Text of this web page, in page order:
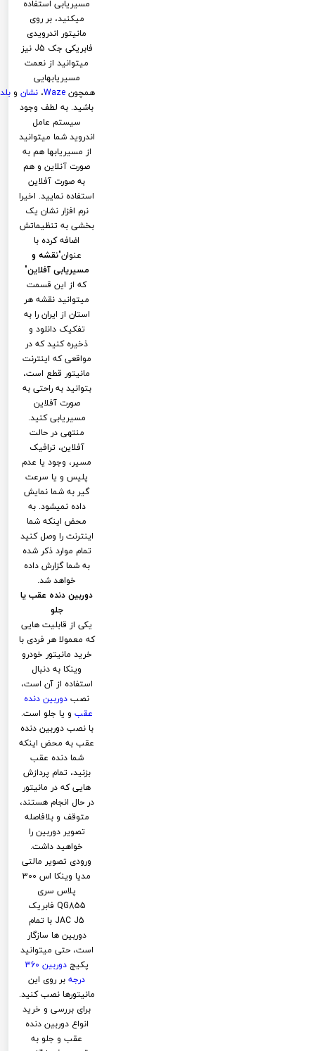
مسیریابی استفاده
میکنید، بر روی
مانیتور اندرویدی
فابریکی جک J5 نیز
میتوانید از نعمت
مسیریابهایی
همچونWaze، نشان و بلد
باشید. به لطف وجود
سیستم عامل
اندروید شما میتوانید
از مسیریابها هم به
صورت آنلاین و هم
به صورت آفلاین
استفاده نمایید. اخیرا
نرم افزار نشان یک
بخشی به تنظیماتش
اضافه کرده با
عنوان"نقشه و
مسیریابی آفلاین"
که از این قسمت
میتوانید نقشه هر
استان از ایران را به
تفکیک دانلود و
ذخیره کنید که در
مواقعی که اینترنت
مانیتور قطع است،
بتوانید به راحتی به
صورت آفلاین
مسیریابی کنید.
منتهی در حالت
آفلاین، ترافیک
مسیر، وجود یا عدم
پلیس و یا سرعت
گیر به شما نمایش
داده نمیشود. به
محض اینکه شما
اینترنت را وصل کنید
تمام موارد ذکر شده
به شما گزارش داده
خواهد شد.
دوربین دنده عقب یا
جلو
یکی از قابلیت هایی
که معمولا هر فردی با
خرید مانیتور خودرو
وینکا به دنبال
استفاده از آن است،
نصبدوربین دنده
عقب و یا جلو است.
با نصب دوربین دنده
عقب به محض اینکه
شما دنده عقب
بزنید، تمام پردازش
هایی که در مانیتور
در حال انجام هستند،
متوقف و بلافاصله
تصویر دوربین را
خواهید داشت.
ورودی تصویر مالتی
مدیا وینکا اس 300
پلاس سری
QG855 فابریک
JAC J5 با تمام
دوربین ها سازگار
است، حتی میتوانید
پکیج
دوربین 360
درجهبر روی این
مانیتورها نصب کنید.
برای بررسی و خرید
انواع دوربین دنده
عقب و جلو به